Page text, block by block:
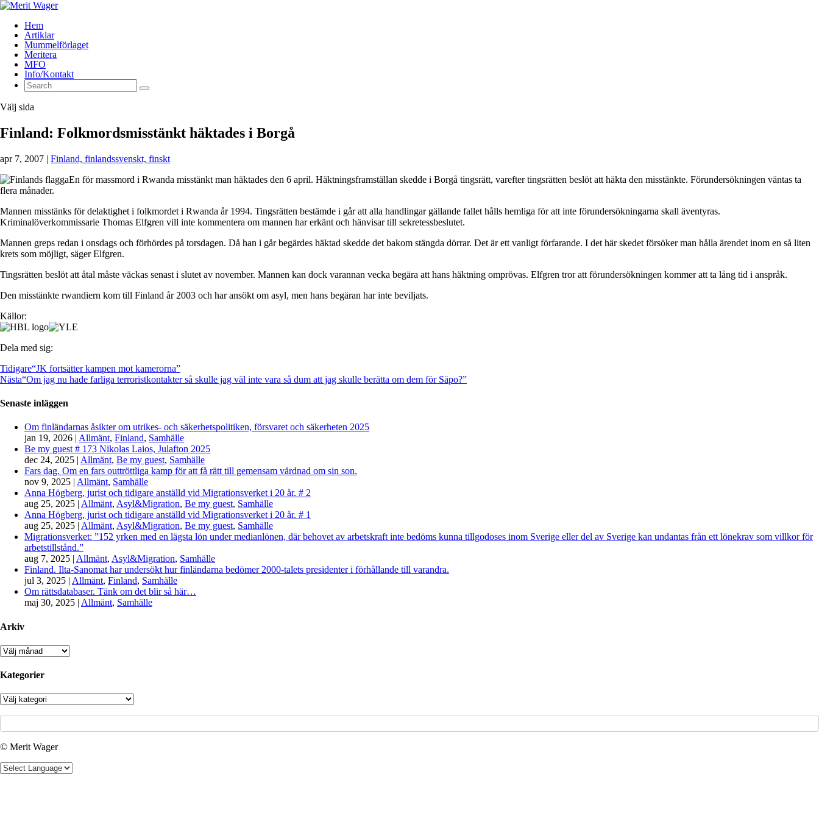
Hem
Artiklar
Mummelförlaget
Meritera
MFO
Info/Kontakt
Välj sida
Finland: Folkmordsmisstänkt häktades i Borgå
apr 7, 2007 | Finland, finlandssvenskt, finskt
En för massmord i Rwanda misstänkt man häktades den 6 april. Häktningsframställan skedde i Borgå tingsrätt, varefter tingsrätten beslöt att häkta den misstänkte. Förundersökningen väntas ta
flera månader.
Mannen misstänks för delaktighet i folkmordet i Rwanda år 1994. Tingsrätten bestämde i går att alla handlingar gällande fallet hålls hemliga för att inte förundersökningarna skall äventyras.
Kriminalöverkommissarie Thomas Elfgren vill inte kommentera om mannen har erkänt och hänvisar till sekretessbeslutet.
Mannen greps redan i onsdags och förhördes på torsdagen. Då han i går begärdes häktad skedde det bakom stängda dörrar. Det är ett vanligt förfarande. I det här skedet försöker man hålla ärendet inom en så liten
krets som möjligt, säger Elfgren.
Tingsrätten beslöt att åtal måste väckas senast i slutet av november. Mannen kan dock varannan vecka begära att hans häktning omprövas. Elfgren tror att förundersökningen kommer att ta lång tid i anspråk.
Den misstänkte rwandiern kom till Finland år 2003 och har ansökt om asyl, men hans begäran har inte beviljats.
Källor:
Dela med sig:
Tidigare“JK fortsätter kampen mot kamerorna”
Nästa“Om jag nu hade farliga terroristkontakter så skulle jag väl inte vara så dum att jag skulle berätta om dem för Säpo?”
Senaste inläggen
Om finländarnas åsikter om utrikes- och säkerhetspolitiken, försvaret och säkerheten 2025
jan 19, 2026 | Allmänt, Finland, Samhälle
Be my guest # 173 Nikolas Laios, Julafton 2025
dec 24, 2025 | Allmänt, Be my guest, Samhälle
Fars dag. Om en fars outtröttliga kamp för att få rätt till gemensam vårdnad om sin son.
nov 9, 2025 | Allmänt, Samhälle
Anna Högberg, jurist och tidigare anställd vid Migrationsverket i 20 år. # 2
aug 25, 2025 | Allmänt, Asyl&Migration, Be my guest, Samhälle
Anna Högberg, jurist och tidigare anställd vid Migrationsverket i 20 år. # 1
aug 25, 2025 | Allmänt, Asyl&Migration, Be my guest, Samhälle
Migrationsverket: ”152 yrken med en lägsta lön under medianlönen, där behovet av arbetskraft inte bedöms kunna tillgodoses inom Sverige eller del av Sverige kan undantas från ett lönekrav som villkor för
arbetstillstånd.”
aug 7, 2025 | Allmänt, Asyl&Migration, Samhälle
Finland. Ilta-Sanomat har undersökt hur finländarna bedömer 2000-talets presidenter i förhållande till varandra.
jul 3, 2025 | Allmänt, Finland, Samhälle
Om rättsdatabaser. Tänk om det blir så här…
maj 30, 2025 | Allmänt, Samhälle
Arkiv
Arkiv
Kategorier
Kategorier
© Merit Wager